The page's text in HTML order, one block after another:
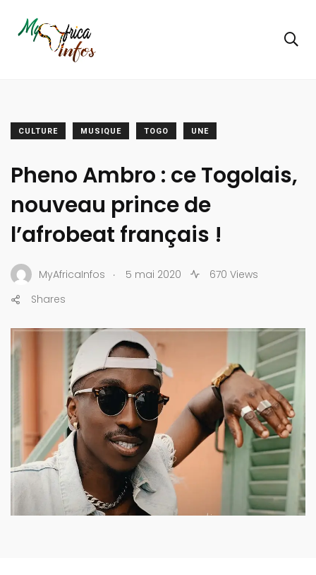
CULTURE MUSIQUE TOGO UNE
Pheno Ambro : ce Togolais,
nouveau prince de
l’afrobeat français !
MyAfricaInfos . 5 mai 2020
670 Views
Shares